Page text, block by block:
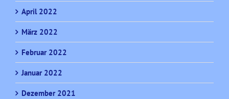
April 2022
März 2022
Februar 2022
Januar 2022
Dezember 2021